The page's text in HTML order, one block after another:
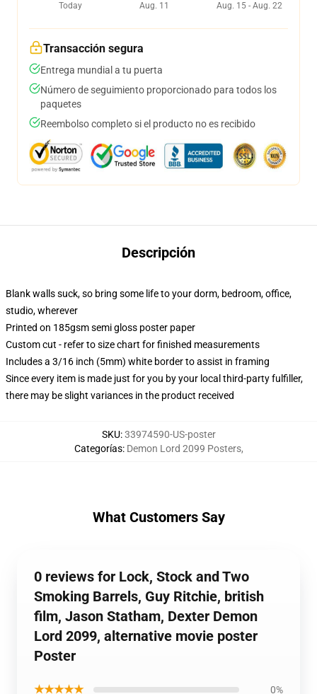
Today
Aug. 11
Aug. 15 - Aug. 22
Transacción segura
Entrega mundial a tu puerta
Número de seguimiento proporcionado para todos los
paquetes
Reembolso completo si el producto no es recibido
Descripción
Blank walls suck, so bring some life to your dorm, bedroom, office,
studio, wherever
Printed on 185gsm semi gloss poster paper
Custom cut - refer to size chart for finished measurements
Includes a 3/16 inch (5mm) white border to assist in framing
Since every item is made just for you by your local third-party fulfiller,
there may be slight variances in the product received
SKU:33974590-US-poster
Categorías: Demon Lord 2099 Posters,
What Customers Say
0 reviews for Lock, Stock and Two
Smoking Barrels, Guy Ritchie, british
film, Jason Statham, Dexter Demon
Lord 2099, alternative movie poster
Poster
★★★★★ 0%